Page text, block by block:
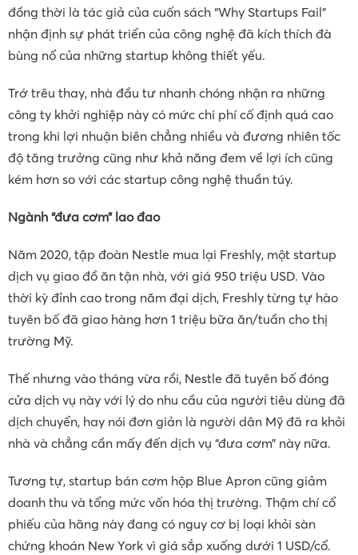
đồng thời là tác giả của cuốn sách “Why Startups Fail”
nhận định sự phát triển của công nghệ đã kích thích đà
bùng nổ của những startup không thiết yếu.
Trớ trêu thay, nhà đầu tư nhanh chóng nhận ra những
công ty khởi nghiệp này có mức chi phí cố định quá cao
trong khi lợi nhuận biên chẳng nhiều và đương nhiên tốc
độ tăng trưởng cũng như khả năng đem về lợi ích cũng
kém hơn so với các startup công nghệ thuần túy.
Ngành “đưa cơm” lao đao
Năm 2020, tập đoàn Nestle mua lại Freshly, một startup
dịch vụ giao đồ ăn tận nhà, với giá 950 triệu USD. Vào
thời kỳ đỉnh cao trong năm đại dịch, Freshly từng tự hào
tuyên bố đã giao hàng hơn 1 triệu bữa ăn/tuần cho thị
trường Mỹ.
Thế nhưng vào tháng vừa rồi, Nestle đã tuyên bố đóng
cửa dịch vụ này với lý do nhu cầu của người tiêu dùng đã
dịch chuyển, hay nói đơn giản là người dân Mỹ đã ra khỏi
nhà và chẳng cần mấy đến dịch vụ “đưa cơm” này nữa.
Tương tự, startup bán cơm hộp Blue Apron cũng giảm
doanh thu và tổng mức vốn hóa thị trường. Thậm chí cổ
phiếu của hãng này đang có nguy cơ bị loại khỏi sàn
chứng khoán New York vì giá sắp xuống dưới 1 USD/cổ.